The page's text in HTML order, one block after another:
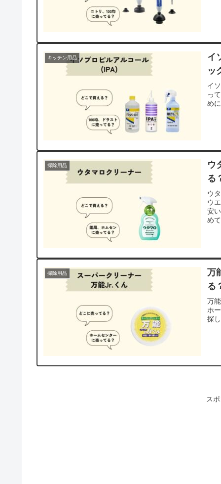
キッチン用品
イ
ッ
イ
っ
め
掃除用品
ウ
る
ウ
ウ
安
め
掃除用品
万
る
万
ホ
探
ス